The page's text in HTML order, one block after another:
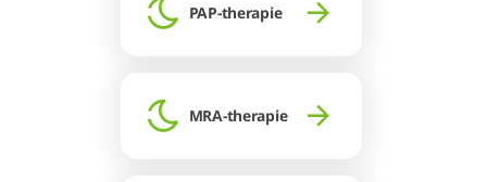
PAP-therapie
MRA-therapie